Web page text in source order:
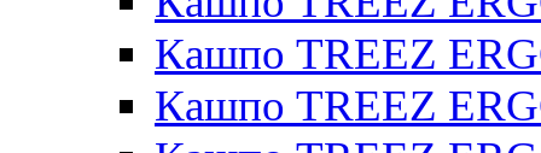
Кашпо TREEZ
Кашпо TREEZ